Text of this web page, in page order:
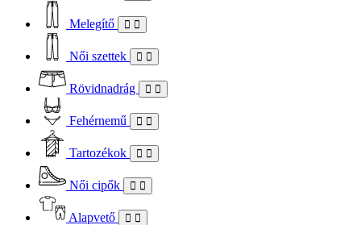
Melegítő
Női szettek
Rövidnadrág
Fehérnemű
Tartozékok
Női cipők
Alapvető